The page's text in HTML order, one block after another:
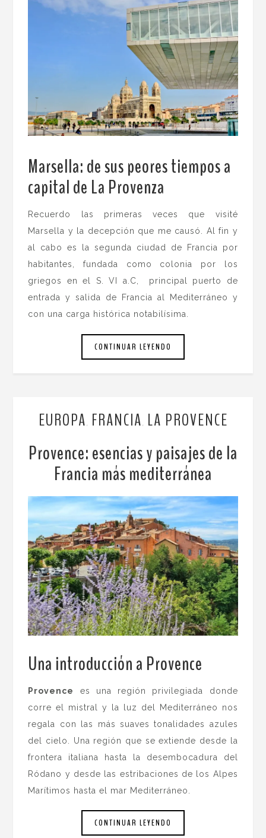
Marsella: de sus peores tiempos a
capital de La Provenza
Recuerdo las primeras veces que visité
Marsella y la decepción que me causó. Al fin y
al cabo es la segunda ciudad de Francia por
habitantes, fundada como colonia por los
griegos en el S. VI a.C, principal puerto de
entrada y salida de Francia al Mediterráneo y
con una carga histórica notabilísima.
CONTINUAR LEYENDO
EUROPA FRANCIA LA PROVENCE
Provence: esencias y paisajes de la
Francia más mediterránea
Una introducción a Provence
Provence
es una región privilegiada donde
corre el mistral y la luz del Mediterráneo nos
regala con las más suaves tonalidades azules
del cielo. Una región que se extiende desde la
frontera italiana hasta la desembocadura del
Ródano y desde las estribaciones de los Alpes
Marítimos hasta el mar Mediterráneo.
CONTINUAR LEYENDO